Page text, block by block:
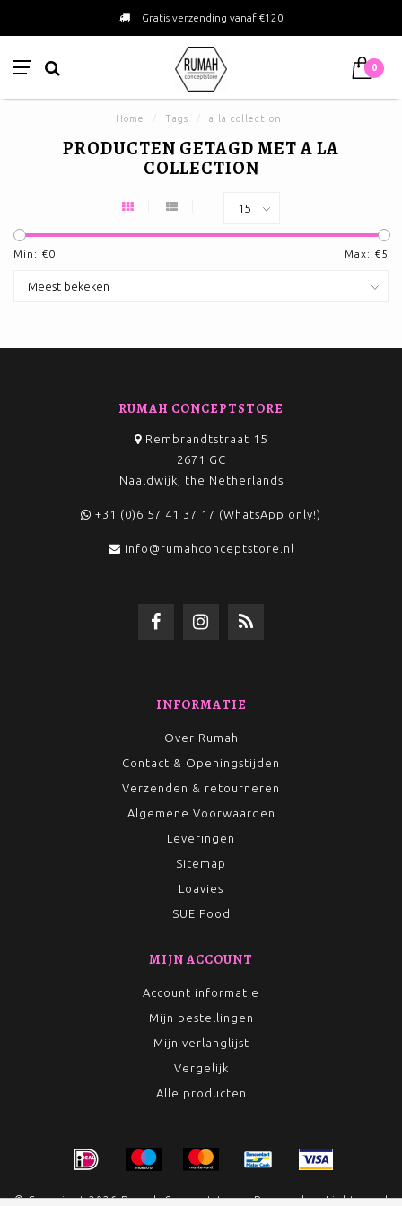
Gratis verzending vanaf €120
0
Home Tags a la collection
PRODUCTEN GETAGD MET A LA
COLLECTION
Min: €0 Max: €5
RUMAH CONCEPTSTORE
Rembrandtstraat 15
2671 GC
Naaldwijk, the Netherlands
+31 (0)6 57 41 37 17 (WhatsApp only!)
info@rumahconceptstore.nl
INFORMATIE
Over Rumah
Contact & Openingstijden
Verzenden & retourneren
Algemene Voorwaarden
Leveringen
Sitemap
Loavies
SUE Food
MIJN ACCOUNT
Account informatie
Mijn bestellingen
Mijn verlanglijst
Vergelijk
Alle producten
© Copyright 2026 Rumah Conceptstore - Powered byLightspeed